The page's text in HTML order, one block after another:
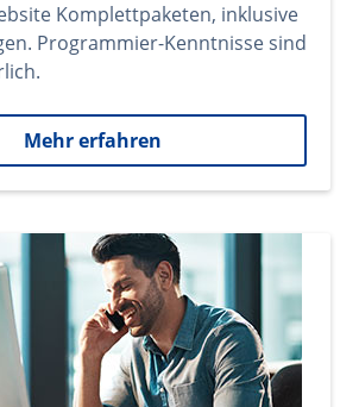
Komplettpaketen, inklusive
Programmier-Kenntnisse sind
Mehr erfahren